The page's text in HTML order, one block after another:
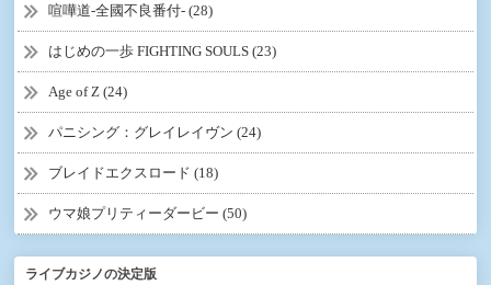
喧嘩道-全國不良番付- (28)
はじめの一歩 FIGHTING SOULS (23)
Age of Z (24)
パニシング：グレイレイヴン (24)
ブレイドエクスロード (18)
ウマ娘プリティーダービー (50)
ライブカジノの決定版